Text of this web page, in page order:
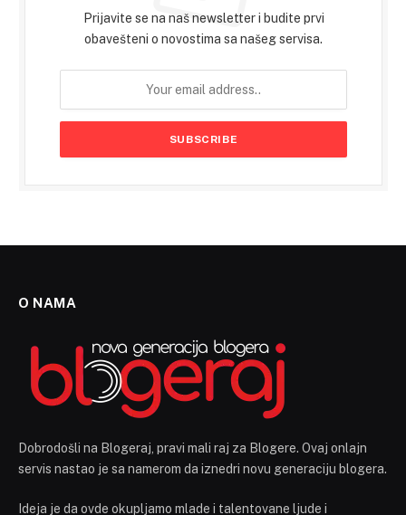
Prijavite se na naš newsletter i budite prvi
obavešteni o novostima sa našeg servisa.
O NAMA
Dobrodošli na Blogeraj, pravi mali raj za Blogere. Ovaj onlajn
servis nastao je sa namerom da iznedri novu generaciju blogera.
Ideja je da ovde okupljamo mlade i talentovane ljude i